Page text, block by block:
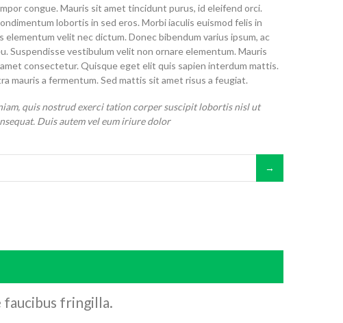
congue. Mauris sit amet tincidunt purus, id eleifend orci.
lobortis in sed eros. Morbi iaculis euismod felis in
elementum velit nec dictum. Donec bibendum varius ipsum, ac
Suspendisse vestibulum velit non ornare elementum. Mauris
consectetur. Quisque eget elit quis sapien interdum mattis.
mauris a fermentum. Sed mattis sit amet risus a feugiat.
quis nostrud exerci tation corper suscipit lobortis nisl ut
Duis autem vel eum iriure dolor
fringilla.